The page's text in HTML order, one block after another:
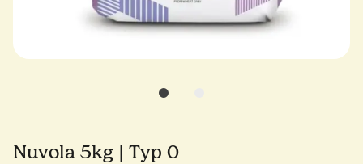
Nuvola 5kg | Typ 0